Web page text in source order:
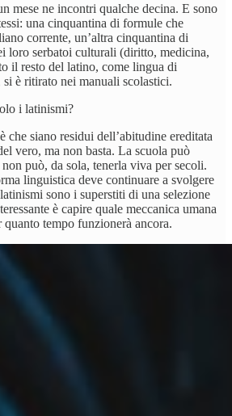
mese ne incontri qualche decina. E sono
una cinquantina di formule che
corrente, un’altra cinquantina di
loro serbatoi culturali (diritto, medicina,
il resto del latino, come lingua di
è ritirato nei manuali scolastici.
i latinismi?
che siano residui dell’abitudine ereditata
vero, ma non basta. La scuola può
può, da sola, tenerla viva per secoli.
linguistica deve continuare a svolgere
sono i superstiti di una selezione
è capire quale meccanica umana
tempo funzionerà ancora.